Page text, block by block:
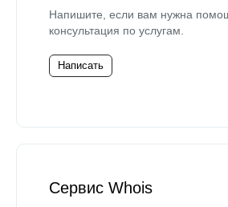
Напишите, если вам нужна
консультация по услугам.
Написать
Сервис Whois